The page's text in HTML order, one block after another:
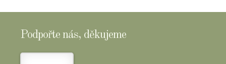
Podpořte nás, děkujeme